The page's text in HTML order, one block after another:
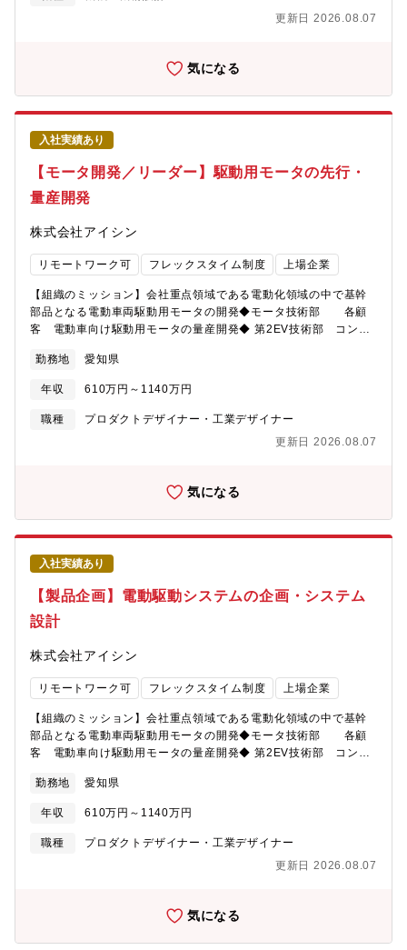
術、開発基盤、開発プロセス、組織設計に対して自ら課題を見つ
クトを推進するリーダーシップ意欲を持つ方・電動化技術の進化
きる方【語学】●業務での英語使用メール／時々ある資料・文書読
て要相談
ある新製品の投入を加速的に実施しています。特にHEV・BEVユ
ンとして急務であり、経験を持有するモータ技術者の採用を拡大
しております。【業務のやりがい】アイシンは、HEVユニットを
部品メーカで世界で初めて量産化（'04年）して以降、国内外の
様々な自動車メーカへHEV・PHEV・BEVユニットを供給してい
ます。電動化が急加速する中、世界中の電動車両開発へ携わる事
ができ、持続可能な社会構築の一翼を担えます。基幹部品のモー
タは、企画、設計、材料、生産技術と一貫した開発をしており、
様々な経験を活かす場があり、また幅広い経験を積むことがで
き、技術者として大きく成長ができます。【職務内容】HEV・
（先行開発～量産開発）モータ開発は、性能、絶縁、構造、強
度、材料、部品など様々な分野、領域がありますが、業務経験や
スキルに応じて、担当分野をお任せします。【具体的な業務内
機能、低コストなどの開発テーマを設定し、新技術・構造モー
タ・新材料を検討。外部機関（材料・部品メーカ、大学、研究機
関）との連携を積極活用し、新技術開発を推進。◆ モータ量産開
発（モータ開発部＆第2EV技術部） ： 顧客要求およびHEV・BEV
を具体化。 各種設計検討（性能、絶縁、構造、強度など）を実
とWGチームを構成し量産開発を推進。【求める人物像】・新技
術、開発基盤、開発プロセス、組織設計に対して自ら課題を見つ
クトを推進するリーダーシップ意欲を持つ方・電動化技術の進化
きる方【語学】●業務での英語使用メール／時々ある資料・文書読
て要相談
更新日 2026.08.07
気になる
入社実績あり
【モータ開発／リーダー】駆動用モータの先行・
量産開発
株式会社アイシン
リモートワーク可 フレックスタイム制度 上場企業
【組織のミッション】会社重点領域である電動化領域の中で基幹
部品となる電動車両駆動用モータの開発◆モータ技術部 各顧
客 電動車向け駆動用モータの量産開発◆ 第2EV技術部 コンポ
の量産開発◆PTシステム製品企画部 先行企画室 電動車向け
駆動モータの先行開発【募集背景】持続可能な社会の実現に向け
て、全世界的に自動車の急速な電動化シフトが進む中、アイシン
の主な事業である駆動領域も電動化への変革を推進しています。
ある新製品の投入を加速的に実施しています。特にHEV・BEVユ
ンとして急務であり、経験を持有するモータ技術者の採用を拡大
しております。【業務のやりがい】アイシンは、HEVユニットを
部品メーカで世界で初めて量産化（'04年）して以降、国内外の
様々な自動車メーカへHEV・PHEV・BEVユニットを供給してい
ます。電動化が急加速する中、世界中の電動車両開発へ携わる事
ができ、持続可能な社会構築の一翼を担えます。基幹部品のモー
タは、企画、設計、材料、生産技術と一貫した開発をしており、
様々な経験を活かす場があり、また幅広い経験を積むことがで
き、技術者として大きく成長ができます。【職務内容】HEV・
（先行開発～量産開発）モータ開発は、性能、絶縁、構造、強
度、材料、部品など様々な分野、領域がありますが、業務経験や
スキルに応じて、担当分野をお任せします。【具体的な業務内
機能、低コストなどの開発テーマを設定し、新技術・構造モー
タ・新材料を検討。外部機関（材料・部品メーカ、大学、研究機
関）との連携を積極活用し、新技術開発を推進。◆ モータ量産開
発（モータ開発部＆第2EV技術部） ： 顧客要求およびHEV・BEV
を具体化。 各種設計検討（性能、絶縁、構造、強度など）を実
とWGチームを構成し量産開発を推進。【求める人物像】・新技
術、開発基盤、開発プロセス、組織設計に対して自ら課題を見つ
クトを推進するリーダーシップ意欲を持つ方・電動化技術の進化
勤務地 愛知県
年収 610万円～1140万円
職種
プロダクトデザイナー・工業デザイナー
更新日 2026.08.07
気になる
入社実績あり
【製品企画】電動駆動システムの企画・システム
設計
株式会社アイシン
リモートワーク可 フレックスタイム制度 上場企業
【組織のミッション】会社重点領域である電動化領域の中で基幹
部品となる電動車両駆動用モータの開発◆モータ技術部 各顧
客 電動車向け駆動用モータの量産開発◆ 第2EV技術部 コンポ
の量産開発◆PTシステム製品企画部 先行企画室 電動車向け
駆動モータの先行開発【募集背景】持続可能な社会の実現に向け
て、全世界的に自動車の急速な電動化シフトが進む中、アイシン
の主な事業である駆動領域も電動化への変革を推進しています。
ある新製品の投入を加速的に実施しています。特にHEV・BEVユ
ンとして急務であり、経験を持有するモータ技術者の採用を拡大
しております。【業務のやりがい】アイシンは、HEVユニットを
部品メーカで世界で初めて量産化（'04年）して以降、国内外の
勤務地 愛知県
年収 610万円～1140万円
職種
プロダクトデザイナー・工業デザイナー
更新日 2026.08.07
気になる